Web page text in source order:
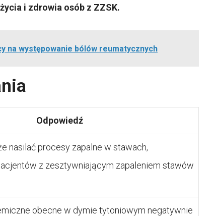
i zdrowia osób z ZZSK.
na występowanie bólów reumatycznych
Odpowiedź
nasilać procesy zapalne w stawach,
z zesztywniającym zapaleniem stawów
obecne w dymie tytoniowym negatywnie